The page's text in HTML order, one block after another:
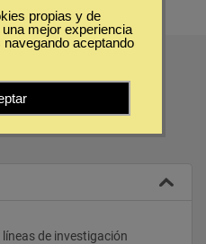
líneas de investigación
propias y de
mejor experiencia
aceptando